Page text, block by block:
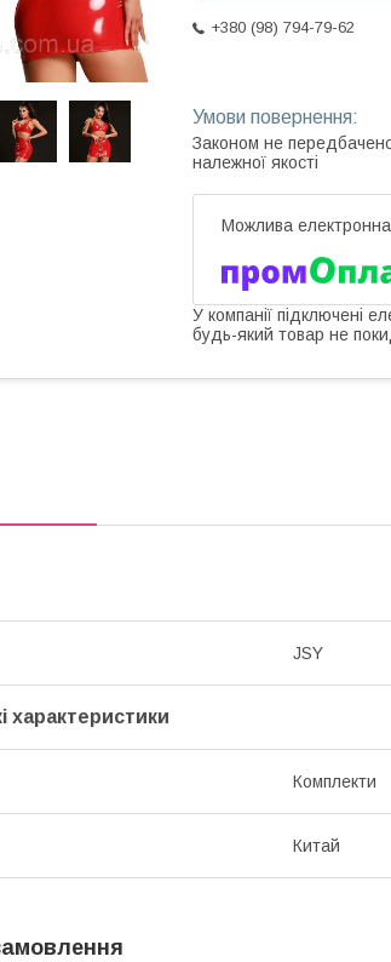
+380 (98) 794-79-62
Законом не
належної якості
У компанії підключені
будь-який товар не
JSY
характеристики
Комплекти
Китай